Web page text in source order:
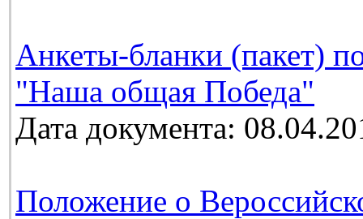
Анкеты-бланки (пакет)
"Наша общая Победа"
Дата документа:
Положение о